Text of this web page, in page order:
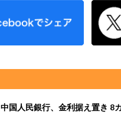
中国人民銀行、金利据え置き 8